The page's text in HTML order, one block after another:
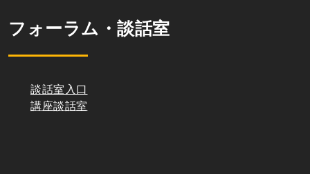
フォーラム・談話室
談話室入口
講座談話室